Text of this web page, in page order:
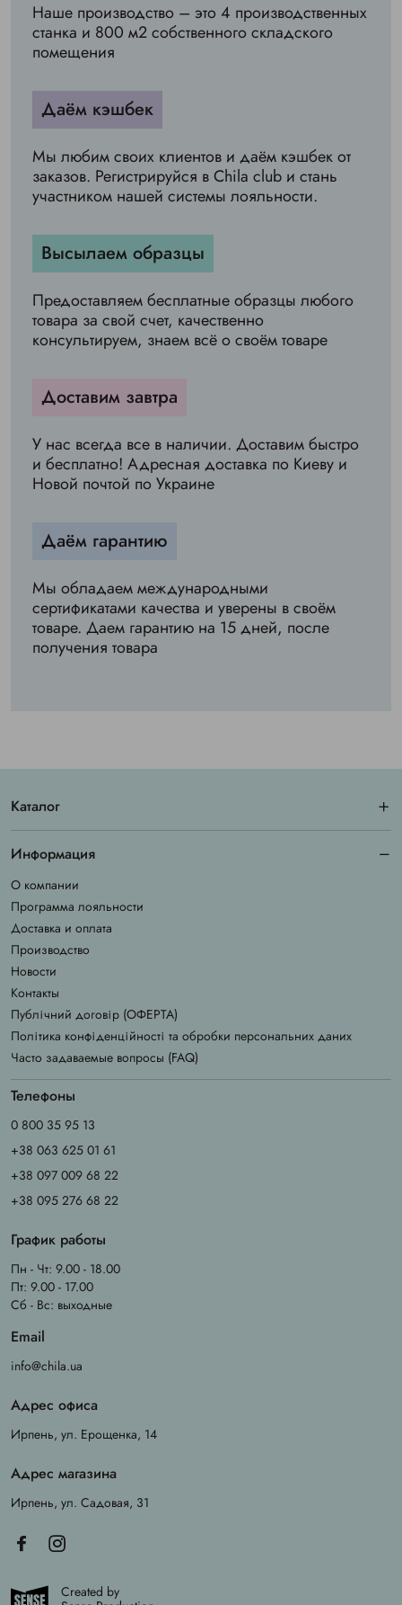
Наше производство – это 4 производственных
станка и 800 м2 собственного складского
помещения
Даём кэшбек
Мы любим своих клиентов и даём кэшбек от
заказов. Регистрируйся в Chila club и стань
участником нашей системы лояльности.
Высылаем образцы
Предоставляем бесплатные образцы любого
товара за свой счет, качественно
консультируем, знаем всё о своём товаре
Доставим завтра
У нас всегда все в наличии. Доставим быстро
и бесплатно! Адресная доставка по Киеву и
Новой почтой по Украине
Даём гарантию
Мы обладаем международными
сертификатами качества и уверены в своём
товаре. Даем гарантию на 15 дней, после
получения товара
Каталог
Информация
О компании
Программа лояльности
Доставка и оплата
Производство
Новости
Контакты
Публічний договір (ОФЕРТА)
Політика конфіденційності та обробки персональних даних
Часто задаваемые вопросы (FAQ)
Телефоны
0 800 35 95 13
+38 063 625 01 61
+38 097 009 68 22
+38 095 276 68 22
График работы
Пн - Чт: 9.00 - 18.00
Пт: 9.00 - 17.00
Сб - Вс: выходные
Email
info@chila.ua
Адрес офиса
Ирпень, ул. Ерощенка, 14
Адрес магазина
Ирпень, ул. Садовая, 31
Created by